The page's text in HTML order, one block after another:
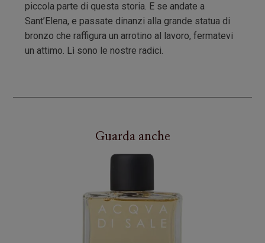
piccola parte di questa storia. E se andate a
Sant’Elena, e passate dinanzi alla grande statua di
bronzo che raffigura un arrotino al lavoro, fermatevi
un attimo. Lì sono le nostre radici.
Guarda anche